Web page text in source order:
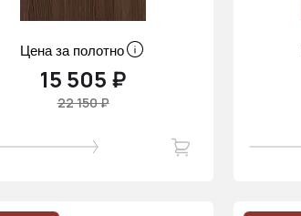
Цена за полотно
15 505 ₽
22 150 ₽